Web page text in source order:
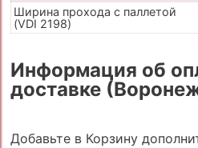
Ширина прохода с паллетой
(VDI 2198)
Информация об
доставке
Добавьте в Корзину